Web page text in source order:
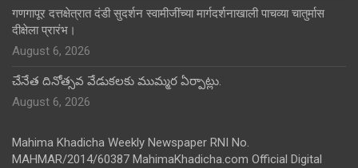
गणगापूर दत्तक्षेत्रात दंडी सुदर्शन स्वामीजींच्या मार्गदर्शनाखाली पाचव्या चातुर्मास
दीक्षेला प्रारंभ।
August 6, 2026
చేనేత దినోత్సవ వేడుకలకు ముమ్మర ఏర్పాట్లు.
August 6, 2026
Mahima Khadicha Weekly Newspaper RNI No.
MAHMAR/2014/60387 MahimaKhadicha.com Official Digital